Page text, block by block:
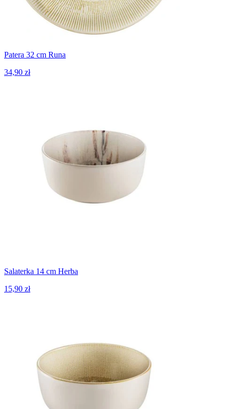
Patera 32 cm Runa
34,90 zł
Salaterka 14 cm Herba
15,90 zł